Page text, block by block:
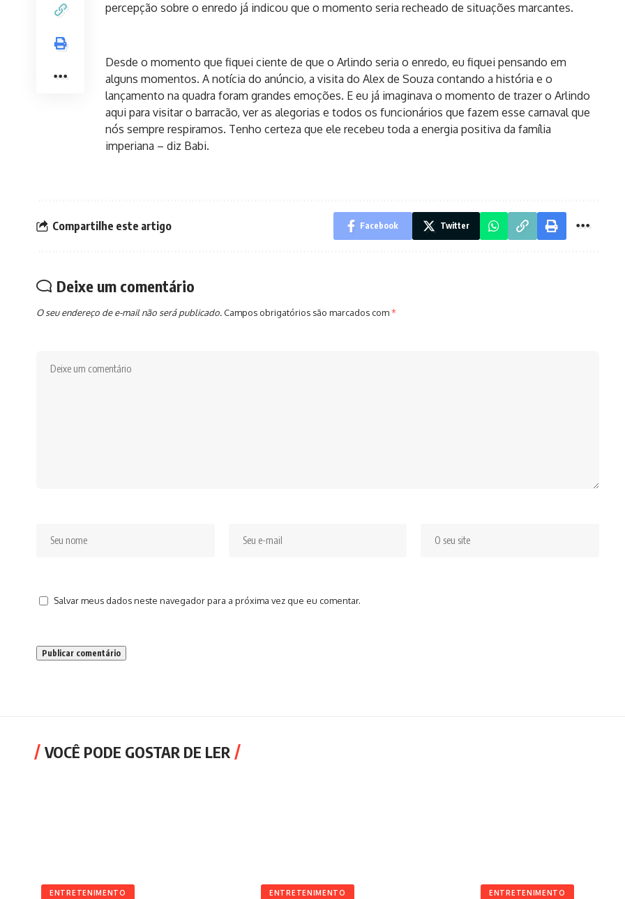
percepção sobre o enredo já indicou que o momento seria recheado de situações marcantes.
Desde o momento que fiquei ciente de que o Arlindo seria o enredo, eu fiquei pensando em
alguns momentos. A notícia do anúncio, a visita do Alex de Souza contando a história e o
lançamento na quadra foram grandes emoções. E eu já imaginava o momento de trazer o Arlindo
aqui para visitar o barracão, ver as alegorias e todos os funcionários que fazem esse carnaval que
nós sempre respiramos. Tenho certeza que ele recebeu toda a energia positiva da família
imperiana – diz Babi.
Compartilhe este artigo Facebook Twitter
Deixe um comentário
O seu endereço de e-mail não será publicado. Campos obrigatórios são marcados com*
Salvar meus dados neste navegador para a próxima vez que eu comentar.
VOCÊ PODE GOSTAR DE LER
ENTRETENIMENTO ENTRETENIMENTO ENTRETENIMENTO